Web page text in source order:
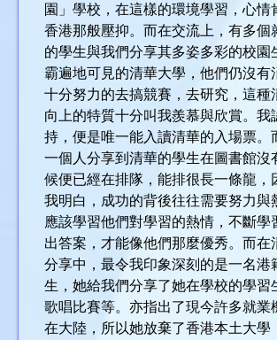
園」學校，在這樣的環境學習，心情
香港那般壓抑。而在交流上，有多個
的學生與我們分享其多姿多彩的校園
霸遍地可見的清華大學，他們仍沒有
十分努力的去搞競賽，去研究，這種
向上的特質十分叫我羨慕與欣賞。我
持，便是唯一能入讀清華的入場票。
一個人分享到清華的學生在圖書館沒
候便已經在排隊，能排很長一條龍，
我明白，成功的背後往往需要努力與
應該學習他們對學習的熱情，不斷學
出答案，才能像他們那麼優秀。而在
分享中，最令我印象深刻的是一名港
生，她給我們分享了她在學校的學習
歌唱比賽等。亦指出了現今許多就業
在大陸，所以她放棄了香港本土大學